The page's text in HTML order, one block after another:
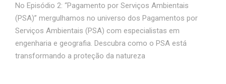
No Episódio 2: “Pagamento por Serviços Ambientais
(PSA)” mergulhamos no universo dos Pagamentos por
Serviços Ambientais (PSA) com especialistas em
engenharia e geografia. Descubra como o PSA está
transformando a proteção da natureza